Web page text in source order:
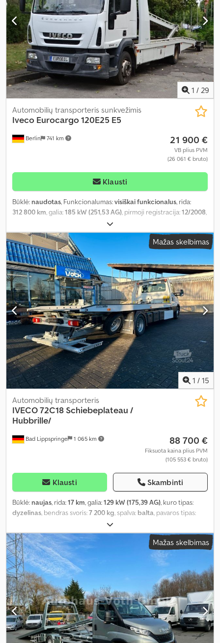
1 / 29
Berlin 741 km
Automobilių transporteris sunkvežimis
Iveco Eurocargo 120E25 E5
21 900 €
VB plius PVM
(26 061 € bruto)
Klausti
Būklė: naudotas, Funkcionalumas:visiškai funkcionalus, rida:
312 800 km, galia:185 kW (251,53 AG), pirmoji registracija:12/2008,
, tuščias svoris:
svoris:3 530 kg, bendras svoris:6 420 kg, padangos dydis:265/70
R19.5 140/138 G, ašių konfigūracija: , stabdžiai:variklio
stabdymas, spalva:balta
pavaros tipas:mechaninis, pavarų skaičius:8, emisijos klasė:Euro
5, pakaba:plienas-oras, krovimo vietos ilgis:6 500 mm, krovinių
skyriaus plotis:2 330 mm, krovos erdvės aukštis:1 000 mm,
Gamybos metai:2008, cilindrų skaičius:6, darbinė masė:9 950 kg,
priekabos svoris su stabdžiais:3 500 kg, priekabos svoris be
stabdžių:750 kg, Įranga:ABS, AdBlue, autonominis šildytuvas,
kabelinė gervė, kruizo kontrolė, oro kondicionavimas, oro
pagalvė, priekabos jungtis, suodžių filtras,
Mažas skelbimas
1 / 15
Bad Lippspringe 1 065 km
Automobilių transporteris
IVECO72C18 Schiebeplateau /
Hubbrille/
88 700 €
Fiksuota kaina plius PVM
(105 553 € bruto)
Klausti Skambinti
Būklė: naujas, rida:17 km, galia:129 kW (175,39 AG), kuro tipas:
dyzelinas, bendras svoris:7 200 kg, spalva: balta, pavaros tipas:
Euro 6, sėdimų vietų skaičius:
krovimo vietos ilgis:6 100 mm, krovinių skyriaus plotis:2 180 mm,
Įranga: ABS, autonominis šildytuvas, centrinis užraktas,
elektroninė stabilumo programa (ESP), navigacijos sistema, oro
kondicionavimas, suodžių filtras
Mažas skelbimas